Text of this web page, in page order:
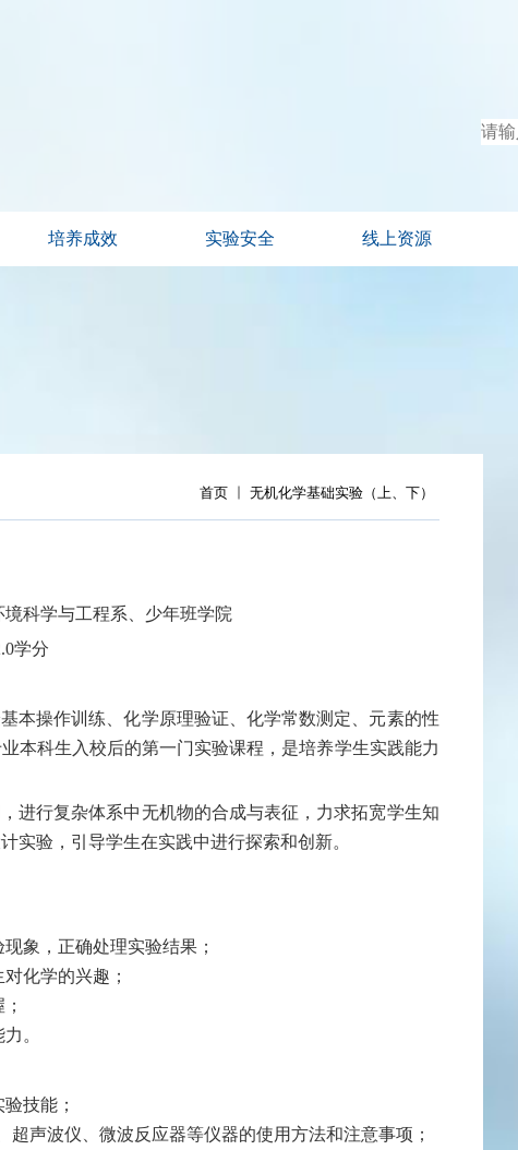
培养成效 实验安全 线上资源
首页 无机化学基础实验（上、下）
科学与工程系、少年班学院
学分
本操作训练、化学原理验证、化学常数测定、元素的性
本科生入校后的第一门实验课程，是培养学生实践能力
进行复杂体系中无机物的合成与表征，力求拓宽学生知
实验，引导学生在实践中进行探索和创新。
象，正确处理实验结果；
化学的兴趣；
。
技能；
声波仪、微波反应器等仪器的使用方法和注意事项；